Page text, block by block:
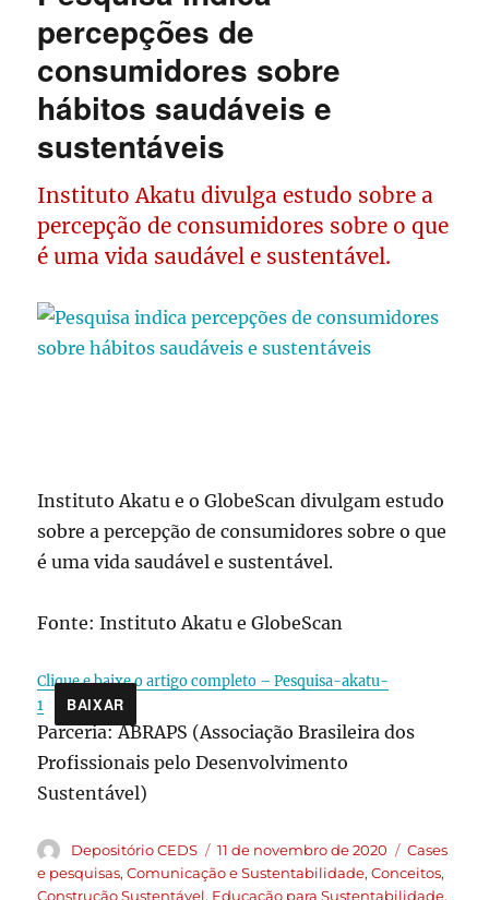
percepções de
consumidores sobre
hábitos saudáveis e
sustentáveis
Instituto Akatu divulga estudo sobre a
percepção de consumidores sobre o que
é uma vida saudável e sustentável.
Instituto Akatu e o GlobeScan divulgam estudo
sobre a percepção de consumidores sobre o que
é uma vida saudável e sustentável.
Fonte: Instituto Akatu e GlobeScan
Clique e baixe o artigo completo – Pesquisa-akatu-
1
BAIXAR
Parceria: ABRAPS (Associação Brasileira dos
Profissionais pelo Desenvolvimento
Sustentável)
Depositório CEDS 11 de novembro de 2020
Cases
e pesquisas,Comunicação e Sustentabilidade,Conceitos,
Construção Sustentável, Educação para Sustentabilidade,